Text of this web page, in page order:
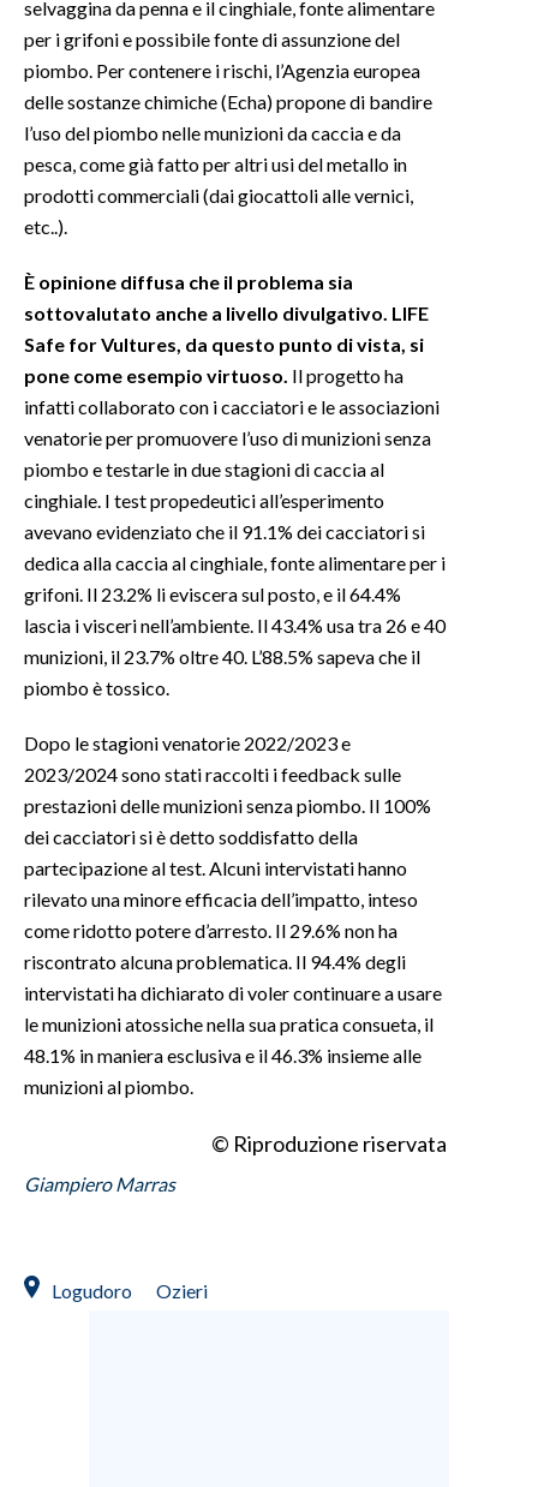
selvaggina da penna e il cinghiale, fonte alimentare
per i grifoni e possibile fonte di assunzione del
piombo. Per contenere i rischi, l’Agenzia europea
delle sostanze chimiche (Echa) propone di bandire
l’uso del piombo nelle munizioni da caccia e da
pesca, come già fatto per altri usi del metallo in
prodotti commerciali (dai giocattoli alle vernici,
etc..).
È opinione diffusa che il problema sia
sottovalutato anche a livello divulgativo. LIFE
Safe for Vultures, da questo punto di vista, si
pone come esempio virtuoso. Il progetto ha
infatti collaborato con i cacciatori e le associazioni
venatorie per promuovere l’uso di munizioni senza
piombo e testarle in due stagioni di caccia al
cinghiale. I test propedeutici all’esperimento
avevano evidenziato che il 91.1% dei cacciatori si
dedica alla caccia al cinghiale, fonte alimentare per i
grifoni. Il 23.2% li eviscera sul posto, e il 64.4%
lascia i visceri nell’ambiente. Il 43.4% usa tra 26 e 40
munizioni, il 23.7% oltre 40. L’88.5% sapeva che il
piombo è tossico.
Dopo le stagioni venatorie 2022/2023 e
2023/2024 sono stati raccolti i feedback sulle
prestazioni delle munizioni senza piombo. Il 100%
dei cacciatori si è detto soddisfatto della
partecipazione al test. Alcuni intervistati hanno
rilevato una minore efficacia dell’impatto, inteso
come ridotto potere d’arresto. Il 29.6% non ha
riscontrato alcuna problematica. Il 94.4% degli
intervistati ha dichiarato di voler continuare a usare
le munizioni atossiche nella sua pratica consueta, il
48.1% in maniera esclusiva e il 46.3% insieme alle
munizioni al piombo.
© Riproduzione riservata
Giampiero Marras
Logudoro Ozieri